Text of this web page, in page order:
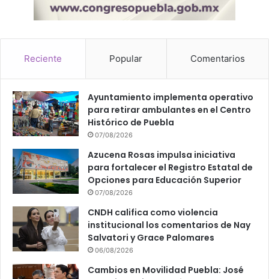
Reciente Popular Comentarios
Ayuntamiento implementa operativo
para retirar ambulantes en el Centro
Histórico de Puebla
07/08/2026
Azucena Rosas impulsa iniciativa
para fortalecer el Registro Estatal de
Opciones para Educación Superior
07/08/2026
CNDH califica como violencia
institucional los comentarios de Nay
Salvatori y Grace Palomares
06/08/2026
Cambios en Movilidad Puebla: José